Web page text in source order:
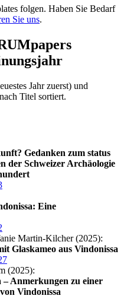
folgen. Haben Sie Bedarf
Sie uns.
Jahr zuerst) und
Titel sortiert.
Gedanken zum status
der Schweizer Archäologie
Eine
Martin-Kilcher (2025):
Glaskameo aus Vindonissa
(2025):
Anmerkungen zu einer
Vindonissa